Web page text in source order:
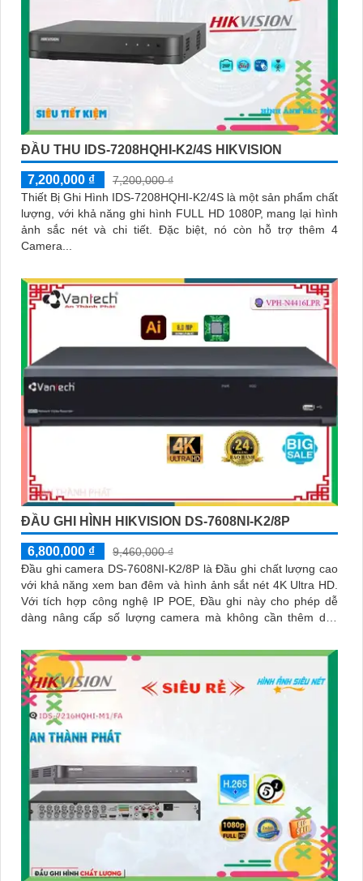
ĐẦU THU IDS-7208HQHI-K2/4S HIKVISION
7,200,000 ₫
7,200,000 ₫
Thiết Bị Ghi Hình IDS-7208HQHI-K2/4S là một sản phẩm chất
lượng, với khả năng ghi hình FULL HD 1080P, mang lại hình
ảnh sắc nét và chi tiết. Đặc biệt, nó còn hỗ trợ thêm 4
Camera...
ĐẦU GHI HÌNH HIKVISION DS-7608NI-K2/8P
6,800,000 ₫
9,460,000 ₫
Đầu ghi camera DS-7608NI-K2/8P là Đầu ghi chất lượng cao
với khả năng xem ban đêm và hình ảnh sắt nét 4K Ultra HD.
Với tích hợp công nghệ IP POE, Đầu ghi này cho phép dễ
dàng nâng cấp số lượng camera mà không cần thêm dây